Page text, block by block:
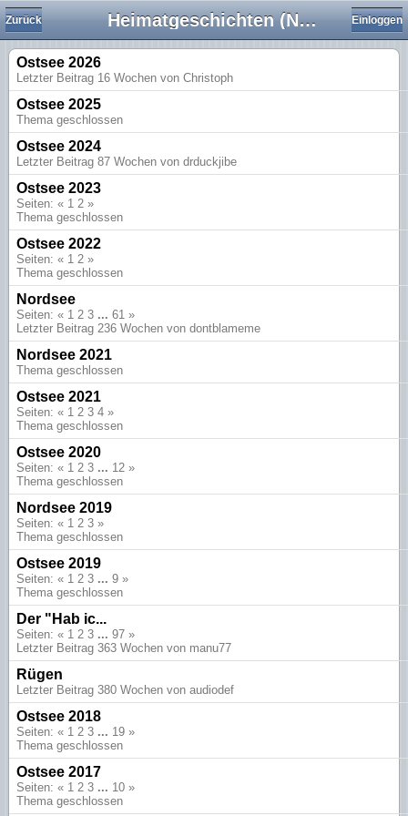
Heimatgeschichten (Nord- und Ostsee)
Zurück Einloggen
Ostsee 2026
Letzter Beitrag 16 Wochen von Christoph
Ostsee 2025
Thema geschlossen
Ostsee 2024
Letzter Beitrag 87 Wochen von drduckjibe
Ostsee 2023
Seiten: « 1 2 »
Thema geschlossen
Ostsee 2022
Seiten: « 1 2 »
Thema geschlossen
Nordsee
Seiten: « 1 2 3 ... 61 »
Letzter Beitrag 236 Wochen von dontblameme
Nordsee 2021
Thema geschlossen
Ostsee 2021
Seiten: « 1 2 3 4 »
Thema geschlossen
Ostsee 2020
Seiten: « 1 2 3 ... 12 »
Thema geschlossen
Nordsee 2019
Seiten: « 1 2 3 »
Thema geschlossen
Ostsee 2019
Seiten: « 1 2 3 ... 9 »
Thema geschlossen
Der "Hab ic...
Seiten: « 1 2 3 ... 97 »
Letzter Beitrag 363 Wochen von manu77
Rügen
Letzter Beitrag 380 Wochen von audiodef
Ostsee 2018
Seiten: « 1 2 3 ... 19 »
Thema geschlossen
Ostsee 2017
Seiten: « 1 2 3 ... 10 »
Thema geschlossen